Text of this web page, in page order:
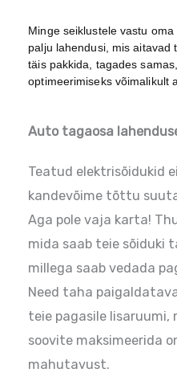
Minge seiklustele vastu
palju lahendusi, mis aitavad
täis pakkida, tagades
optimeerimiseks võimalikult
Auto tagaosa
Teatud elektrisõidukid
kandevõime tõttu
Aga pole vaja karta!
mida saab teie sõiduki
millega saab vedada
Need taha
teie pagasile lisaruumi,
soovite maksimeerida
mahutavust.